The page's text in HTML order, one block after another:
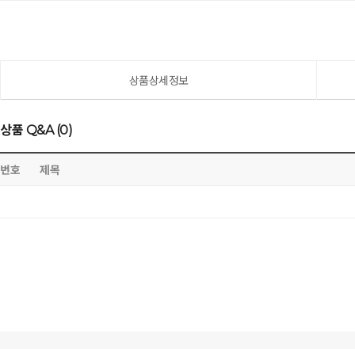
상품상세정보
상품 Q&A (0)
번호 제목